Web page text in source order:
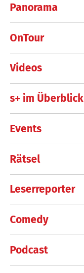
Panorama
OnTour
Videos
s+ im Überblick
Events
Rätsel
Leserreporter
Comedy
Podcast